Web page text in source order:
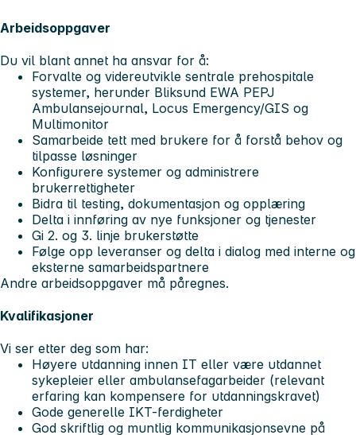
Arbeidsoppgaver
Du vil blant annet ha ansvar for å:
Forvalte og videreutvikle sentrale prehospitale
systemer, herunder Bliksund EWA PEPJ
Ambulansejournal, Locus Emergency/GIS og
Multimonitor
Samarbeide tett med brukere for å forstå behov og
tilpasse løsninger
Konfigurere systemer og administrere
brukerrettigheter
Bidra til testing, dokumentasjon og opplæring
Delta i innføring av nye funksjoner og tjenester
Gi 2. og 3. linje brukerstøtte
Følge opp leveranser og delta i dialog med interne og
eksterne samarbeidspartnere
Andre arbeidsoppgaver må påregnes.
Kvalifikasjoner
Vi ser etter deg som har:
Høyere utdanning innen IT eller være utdannet
sykepleier eller ambulansefagarbeider (relevant
erfaring kan kompensere for utdanningskravet)
Gode generelle IKT-ferdigheter
God skriftlig og muntlig kommunikasjonsevne på